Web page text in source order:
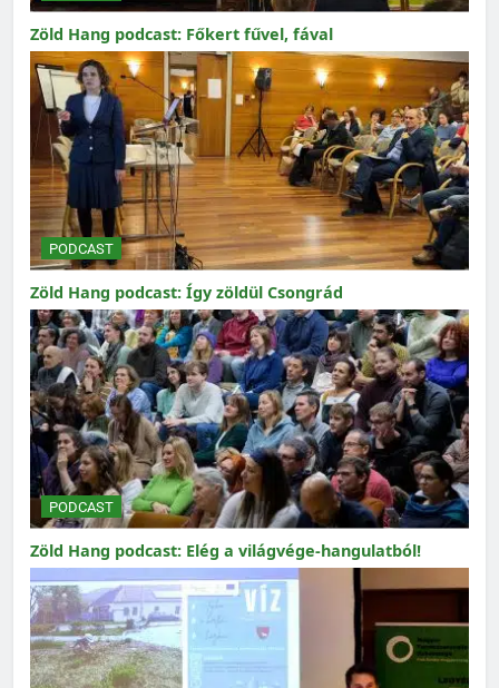
Zöld Hang podcast: Főkert fűvel, fával
PODCAST
Zöld Hang podcast: Így zöldül Csongrád
PODCAST
Zöld Hang podcast: Elég a világvége-hangulatból!